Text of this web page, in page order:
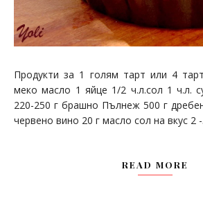
Продукти за 1 голям тарт или 4
меко масло 1 яйце 1/2 ч.л.сол 1 ч.л.
220-250 г брашно Пълнеж 500 г
червено вино 20 г масло сол на вкус 2 -
READ MORE